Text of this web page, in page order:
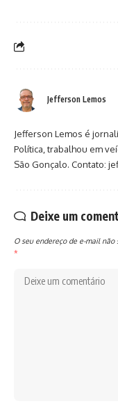
Jefferson Lemos
Jefferson Lemos é
Política, trabalhou em
São Gonçalo. Contato:
Deixe um
O seu endereço de e-mail não
*